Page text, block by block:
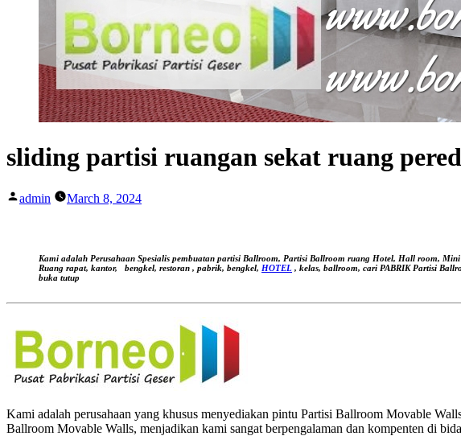
sliding partisi ruangan sekat ruang
Posted
admin March 8, 2024
Kami adalah Perusahaan Spesialis pembuatan partisi Ballroom, Partisi Ballroom ruang Hotel, Hall room,
Ruang rapat, kantor, bengkel, restoran , pabrik, bengkel, HOTEL , kelas, ballroom, cari PABRIK Partisi
buka tutup
Kami adalah perusahaan yang khusus menyediakan pintu Partisi Ballroom Movable
Ballroom Movable Walls, menjadikan kami sangat berpengalaman dan kompenten di